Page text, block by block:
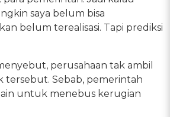
saya belum bisa
belum terealisasi. Tapi prediksi
perusahaan tak ambil
tersebut. Sebab, pemerintah
untuk menebus kerugian